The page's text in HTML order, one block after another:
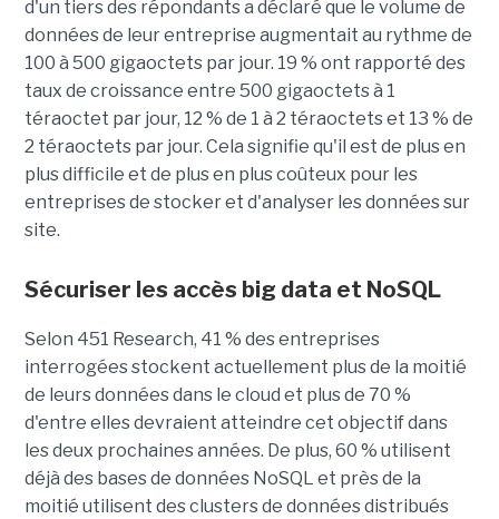
d'un tiers des répondants a déclaré que le volume de
données de leur entreprise augmentait au rythme de
100 à 500 gigaoctets par jour. 19 % ont rapporté des
taux de croissance entre 500 gigaoctets à 1
téraoctet par jour, 12 % de 1 à 2 téraoctets et 13 % de
2 téraoctets par jour. Cela signifie qu'il est de plus en
plus difficile et de plus en plus coûteux pour les
entreprises de stocker et d'analyser les données sur
site.
Sécuriser les accès big data et NoSQL
Selon 451 Research, 41 % des entreprises
interrogées stockent actuellement plus de la moitié
de leurs données dans le cloud et plus de 70 %
d'entre elles devraient atteindre cet objectif dans
les deux prochaines années. De plus, 60 % utilisent
déjà des bases de données NoSQL et près de la
moitié utilisent des clusters de données distribués